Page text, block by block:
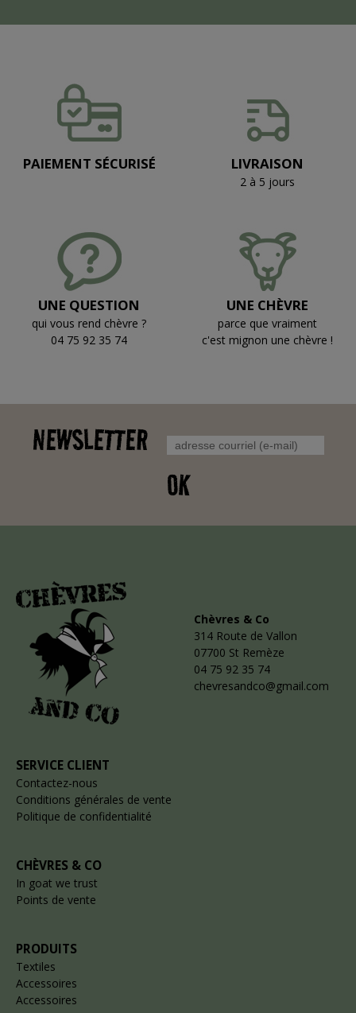
PAIEMENT SÉCURISÉ LIVRAISON
2 à 5 jours
UNE QUESTION
qui vous rend chèvre ?
04 75 92 35 74
UNE CHÈVRE
parce que vraiment
c'est mignon une chèvre !
NEWSLETTER
OK
Chèvres & Co
314 Route de Vallon
07700 St Remèze
04 75 92 35 74
chevresandco@gmail.com
SERVICE CLIENT
Contactez-nous
Conditions générales de vente
Politique de confidentialité
CHÈVRES & CO
In goat we trust
Points de vente
PRODUITS
Textiles
Accessoires
Accessoires